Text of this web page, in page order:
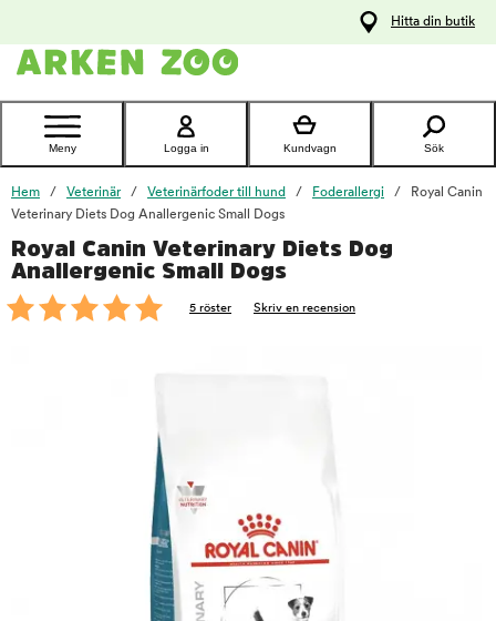
Kontakta
Hitta din butik
Meny Logga in Kundvagn Sök
Hem Veterinär Veterinärfoder till hund Foderallergi
Royal Canin
Veterinary Diets Dog Anallergenic Small Dogs
Royal Canin Veterinary Diets Dog
Anallergenic Small Dogs
5 röster Skriv en recension
foo